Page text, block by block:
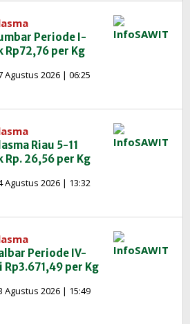
Periode I-
per Kg
Agustus 2026 | 06:25
Riau 5-11
26,56 per Kg
Agustus 2026 | 13:32
Periode IV-
per Kg
Agustus 2026 | 15:49